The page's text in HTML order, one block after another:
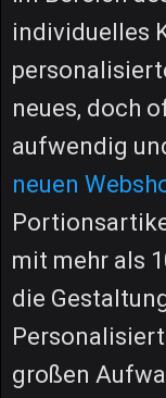
individuelles
neues, doch
aufwendig
neuen
mit mehr als
die
großen